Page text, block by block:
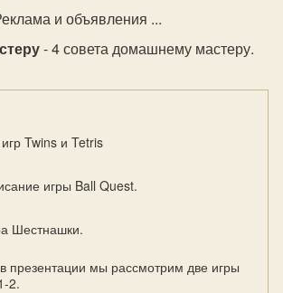
и объявления ...
- 4 совета домашнему мастеру.
Twins и Tetris
игры Ball Quest.
Шестнашки.
презентации мы рассмотрим две игры
2.